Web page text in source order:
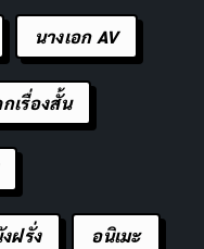
นางเอก AV
เรื่องสั้น
ฝรั่ง อนิเมะ